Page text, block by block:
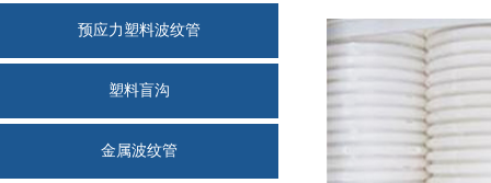
预应力塑料波纹管
塑料盲沟
金属波纹管